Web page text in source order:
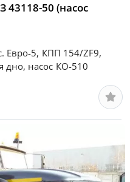
50 (насос
Евро-5, КПП 154/ZF9,
дно, насос КО-510